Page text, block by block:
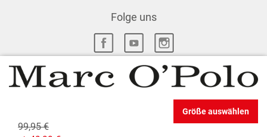
99,95 €
Größe auswählen
Folge uns
DATENSCHUTZ-EINSTELLUNGEN
WIDERRUFSRECHT